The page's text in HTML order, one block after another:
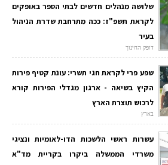
שלושה מנהלים חדשים לבתי הספר באופקים
לקראת תשפ"ז: ככה מתרחבת שדרת הניהול
בעיר
דופק החינוך
שפע פרי לקראת חגי תשרי: עונת קטיף פירות
הקיץ בשיאה - ארגון מגדלי הפירות קורא
לרכוש תוצרת הארץ
בארץ
עשרות ראשי הלשכות הדו-לאומיות ונציגי
משרדי הממשלה ביקרו בקריית מד"א